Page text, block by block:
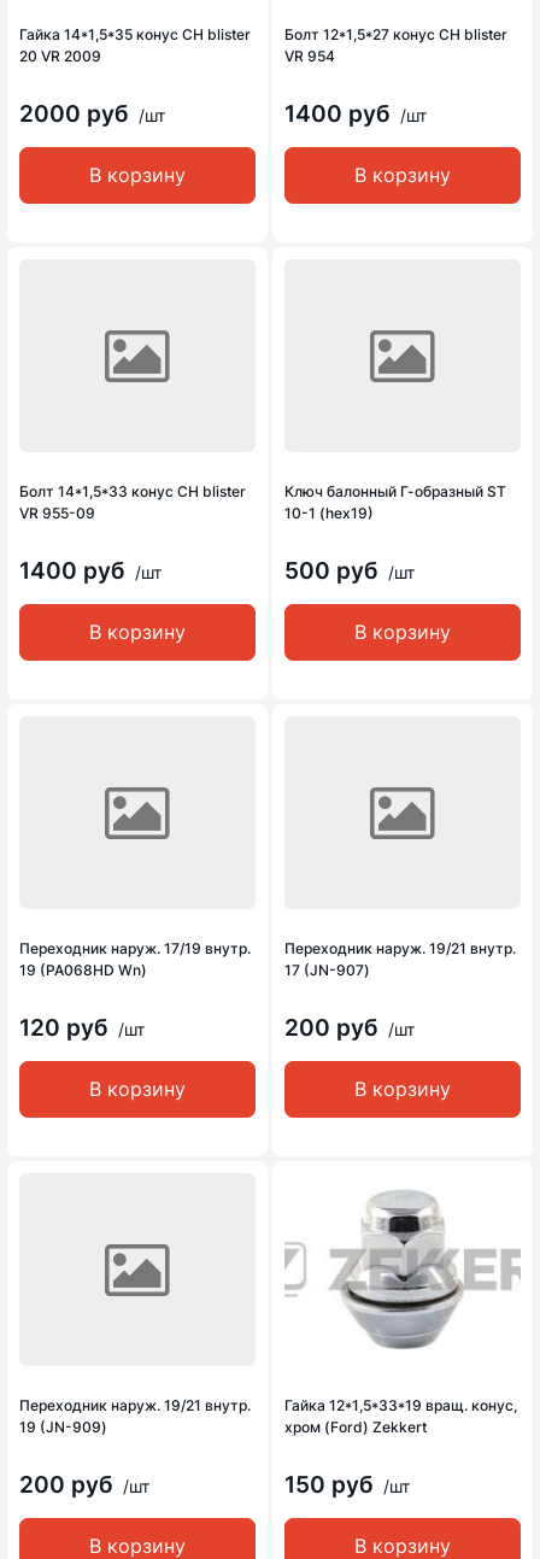
Гайка 14*1,5*35 конус CH blister
20 VR 2009
2000 руб /шт
В корзину
Болт 12*1,5*27 конус CH blister
VR 954
1400 руб /шт
В корзину
Болт 14*1,5*33 конус CH blister
VR 955-09
1400 руб /шт
В корзину
Ключ балонный Г-образный ST
10-1 (hex19)
500 руб /шт
В корзину
Переходник наруж. 17/19 внутр.
19 (PA068HD Wn)
120 руб /шт
В корзину
Переходник наруж. 19/21 внутр.
17 (JN-907)
200 руб /шт
В корзину
Переходник наруж. 19/21 внутр.
19 (JN-909)
200 руб /шт
В корзину
Гайка 12*1,5*33*19 вращ. конус,
хром (Ford) Zekkert
150 руб /шт
В корзину